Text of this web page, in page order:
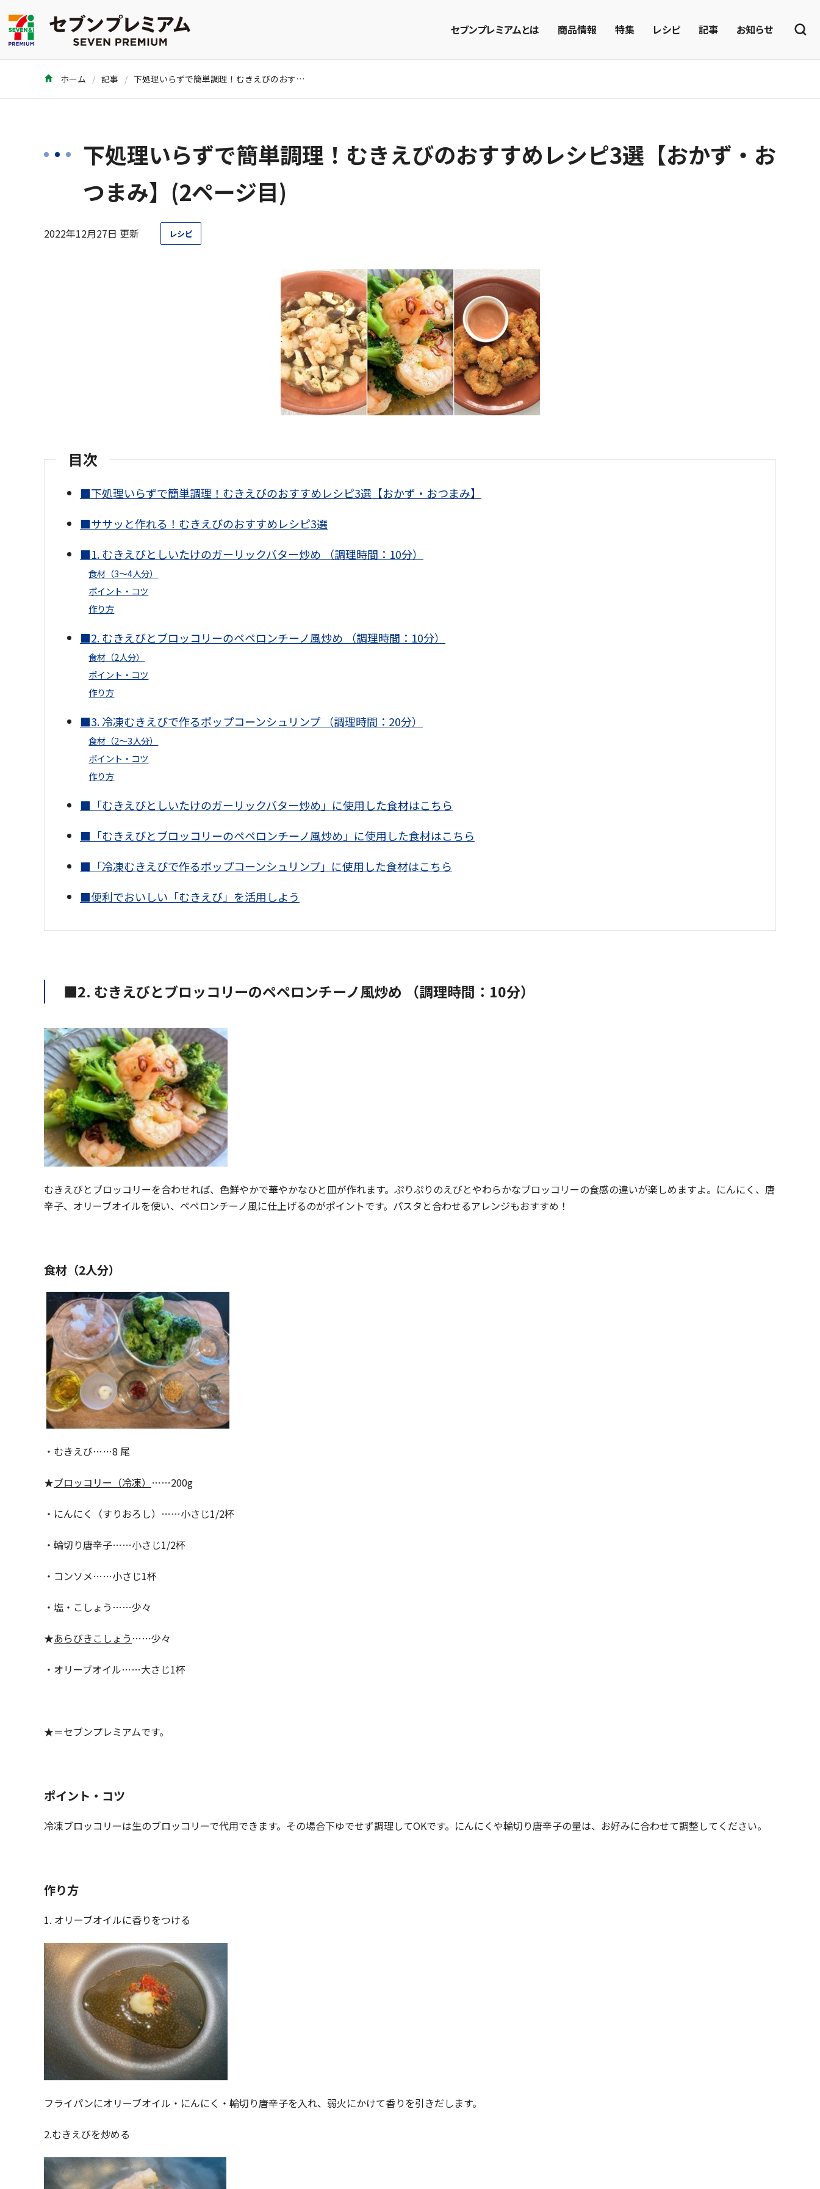
セブンプレミアムとは 商品情報 特集 レシピ 記事 お知らせ
ホーム 記事 下処理いらずで簡単調理！むきえびのおすすめレシピ3選【おかず・おつまみ】
下処理いらずで簡単調理！むきえびのおすすめレシピ3選【おかず・お
つまみ】(2ページ目)
2022年12月27日 更新 レシピ
目次
■下処理いらずで簡単調理！むきえびのおすすめレシピ3選【おかず・おつまみ】
■ササッと作れる！むきえびのおすすめレシピ3選
■1. むきえびとしいたけのガーリックバター炒め （調理時間：10分）
食材（3〜4人分）
ポイント・コツ
作り方
■2. むきえびとブロッコリーのペペロンチーノ風炒め （調理時間：10分）
食材（2人分）
ポイント・コツ
作り方
■3. 冷凍むきえびで作るポップコーンシュリンプ （調理時間：20分）
食材（2〜3人分）
ポイント・コツ
作り方
■「むきえびとしいたけのガーリックバター炒め」に使用した食材はこちら
■「むきえびとブロッコリーのペペロンチーノ風炒め」に使用した食材はこちら
■「冷凍むきえびで作るポップコーンシュリンプ」に使用した食材はこちら
■便利でおいしい「むきえび」を活用しよう
■2. むきえびとブロッコリーのペペロンチーノ風炒め （調理時間：10分）
むきえびとブロッコリーを合わせれば、色鮮やかで華やかなひと皿が作れます。ぷりぷりのえびとやわらかなブロッコリーの食感の違いが楽しめますよ。にんにく、唐
辛子、オリーブオイルを使い、ペペロンチーノ風に仕上げるのがポイントです。パスタと合わせるアレンジもおすすめ！
食材（2人分）
・むきえび……8 尾
★ブロッコリー（冷凍） ……200g
・にんにく（すりおろし）……小さじ1/2杯
・輪切り唐辛子……小さじ1/2杯
・コンソメ……小さじ1杯
・塩・こしょう……少々
★あらびきこしょう ……少々
・オリーブオイル……大さじ1杯
★＝セブンプレミアムです。
ポイント・コツ
冷凍ブロッコリーは生のブロッコリーで代用できます。その場合下ゆでせず調理してOKです。にんにくや輪切り唐辛子の量は、お好みに合わせて調整してください。
作り方
1. オリーブオイルに香りをつける
フライパンにオリーブオイル・にんにく・輪切り唐辛子を入れ、弱火にかけて香りを引きだします。
2.むきえびを炒める